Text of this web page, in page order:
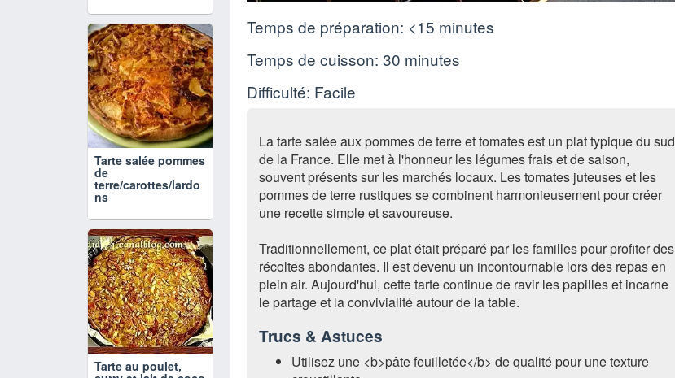
Temps de préparation: <15 minutes
Temps de cuisson: 30 minutes
Difficulté: Facile
La tarte salée aux pommes de terre et tomates est un plat typique du sud
de la France. Elle met à l'honneur les légumes frais et de saison,
souvent présents sur les marchés locaux. Les tomates juteuses et les
pommes de terre rustiques se combinent harmonieusement pour créer
une recette simple et savoureuse.
Traditionnellement, ce plat était préparé par les familles pour profiter des
récoltes abondantes. Il est devenu un incontournable lors des repas en
plein air. Aujourd'hui, cette tarte continue de ravir les papilles et incarne
le partage et la convivialité autour de la table.
Trucs & Astuces
Utilisez une <b>pâte feuilletée</b> de qualité pour une texture
Tarte salée pommes
de
terre/carottes/lardo
ns
Tarte au poulet,